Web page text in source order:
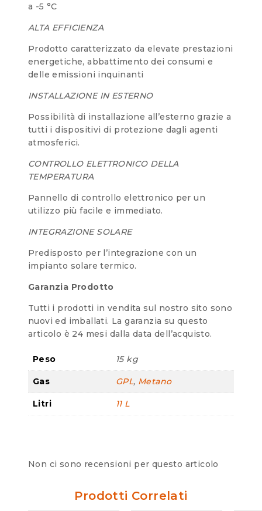
a -5 °C
ALTA EFFICIENZA
Prodotto caratterizzato da elevate prestazioni
energetiche, abbattimento dei consumi e
delle emissioni inquinanti
INSTALLAZIONE IN ESTERNO
Possibilità di installazione all’esterno grazie a
tutti i dispositivi di protezione dagli agenti
atmosferici.
CONTROLLO ELETTRONICO DELLA
TEMPERATURA
Pannello di controllo elettronico per un
utilizzo più facile e immediato.
INTEGRAZIONE SOLARE
Predisposto per l’integrazione con un
impianto solare termico.
Garanzia Prodotto
Tutti i prodotti in vendita sul nostro sito sono
nuovi ed imballati. La garanzia su questo
articolo è 24 mesi dalla data dell’acquisto.
Peso 15 kg
Gas GPL, Metano
Litri 11 L
Non ci sono recensioni per questo articolo
Prodotti Correlati